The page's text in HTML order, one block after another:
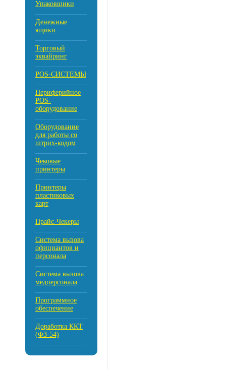
Упаковщики
Денежные
ящики
Торговый
эквайринг
POS-СИСТЕМЫ
Периферийное
POS-
оборудование
Оборудование
для работы со
штрих-кодом
Чековые
принтеры
Принтеры
пластиковых
карт
Прайс-Чекеры
Cистема вызова
официантов и
персонала
Система вызова
медперсонала
Программное
обеспечение
Доработка ККТ
(ФЗ-54)